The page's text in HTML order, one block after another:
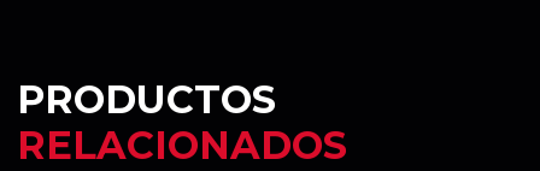
PRODUCTOS
RELACIONADOS